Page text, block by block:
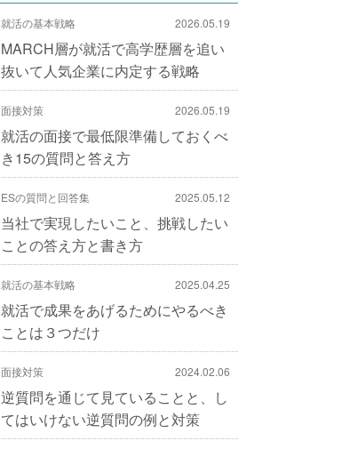
就活の基本戦略 2026.05.19
MARCH層が就活で高学歴層を追い
抜いて人気企業に内定する戦略
面接対策 2026.05.19
就活の面接で最低限準備しておくべ
き15の質問と答え方
ESの質問と回答集 2025.05.12
当社で実現したいこと、挑戦したい
ことの答え方と書き方
就活の基本戦略 2025.04.25
就活で成果をあげるためにやるべき
ことは３つだけ
面接対策 2024.02.06
逆質問を通じて見ていることと、し
てはいけない逆質問の例と対策